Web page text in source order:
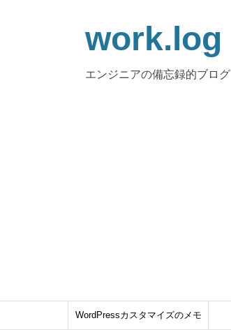
work.log
エンジニアの備忘録的ブログ
WordPressカスタマイズのメモ